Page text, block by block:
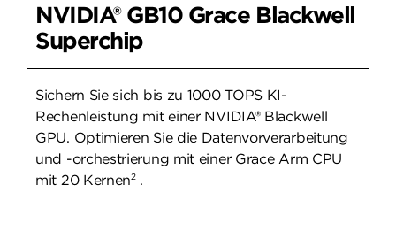
NVIDIA® GB10 Grace Blackwell
Superchip
Sichern Sie sich bis zu 1000 TOPS KI-
Rechenleistung mit einer NVIDIA® Blackwell
GPU. Optimieren Sie die Datenvorverarbeitung
und -orchestrierung mit einer Grace Arm CPU
mit 20 Kernen2.